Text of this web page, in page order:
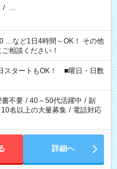
/ …
1日4時間～OK！ その他
相談ください！
スタートもOK！ ■曜日・日数
書不要 / 40～50代活躍中 / 副
10名以上の大量募集 / 電話対応
詳細へ